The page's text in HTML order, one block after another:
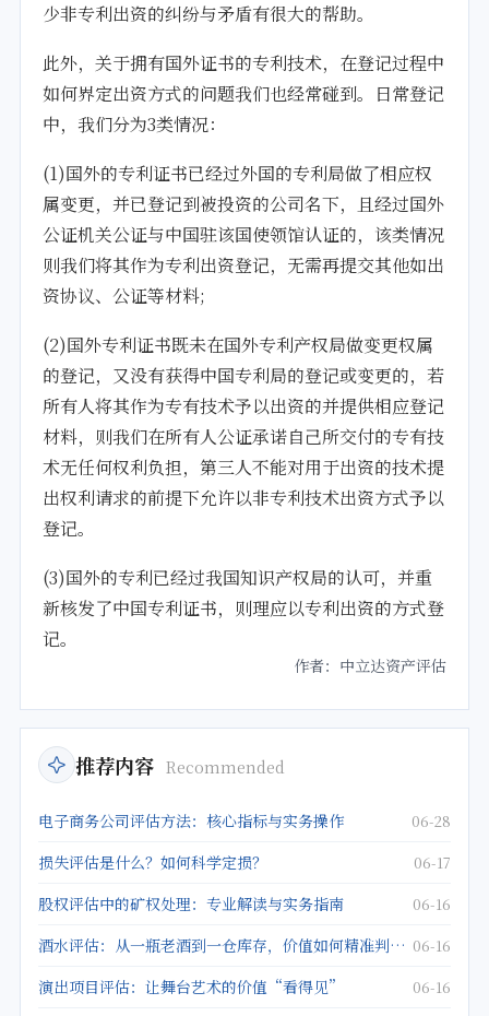
少非专利出资的纠纷与矛盾有很大的帮助。
此外，关于拥有国外证书的专利技术，在登记过程中
如何界定出资方式的问题我们也经常碰到。日常登记
中，我们分为3类情况：
(1)国外的专利证书已经过外国的专利局做了相应权
属变更，并已登记到被投资的公司名下，且经过国外
公证机关公证与中国驻该国使领馆认证的，该类情况
则我们将其作为专利出资登记，无需再提交其他如出
资协议、公证等材料;
(2)国外专利证书既未在国外专利产权局做变更权属
的登记，又没有获得中国专利局的登记或变更的，若
所有人将其作为专有技术予以出资的并提供相应登记
材料，则我们在所有人公证承诺自己所交付的专有技
术无任何权利负担，第三人不能对用于出资的技术提
出权利请求的前提下允许以非专利技术出资方式予以
登记。
(3)国外的专利已经过我国知识产权局的认可，并重
新核发了中国专利证书，则理应以专利出资的方式登
记。
作者：中立达资产评估
推荐内容 Recommended
电子商务公司评估方法：核心指标与实务操作 06-28
损失评估是什么？如何科学定损？ 06-17
股权评估中的矿权处理：专业解读与实务指南 06-16
酒水评估：从一瓶老酒到一仓库存，价值如何精准判定？ 06-16
演出项目评估：让舞台艺术的价值“看得见” 06-16